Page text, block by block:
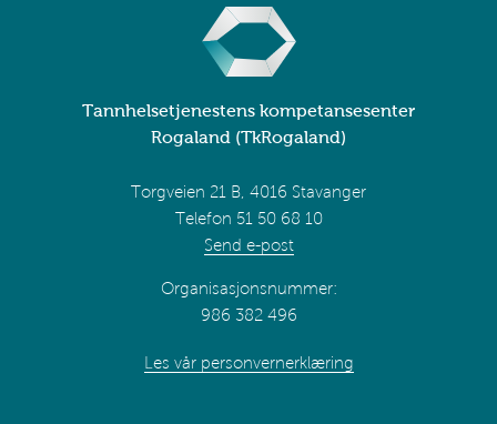
Tannhelsetjenestens kompetansesenter
Rogaland (TkRogaland)
Torgveien 21 B, 4016 Stavanger
Telefon 51 50 68 10
Send e-post
Organisasjonsnummer:
986 382 496
Les vår personvernerklæring